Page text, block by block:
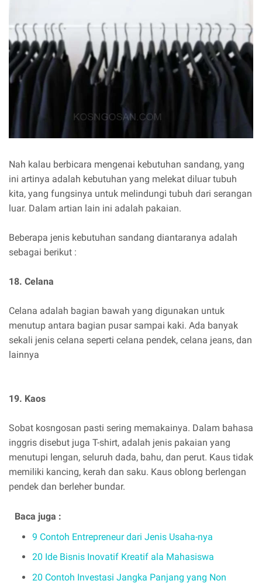
Nah kalau berbicara mengenai kebutuhan sandang, yang
ini artinya adalah kebutuhan yang melekat diluar tubuh
kita, yang fungsinya untuk melindungi tubuh dari serangan
luar. Dalam artian lain ini adalah pakaian.
Beberapa jenis kebutuhan sandang diantaranya adalah
sebagai berikut :
18. Celana
Celana adalah bagian bawah yang digunakan untuk
menutup antara bagian pusar sampai kaki. Ada banyak
sekali jenis celana seperti celana pendek, celana jeans, dan
lainnya
19. Kaos
Sobat kosngosan pasti sering memakainya. Dalam bahasa
inggris disebut juga T-shirt, adalah jenis pakaian yang
menutupi lengan, seluruh dada, bahu, dan perut. Kaus tidak
memiliki kancing, kerah dan saku. Kaus oblong berlengan
pendek dan berleher bundar.
Baca juga :
9 Contoh Entrepreneur dari Jenis Usaha-nya
20 Ide Bisnis Inovatif Kreatif ala Mahasiswa
20 Contoh Investasi Jangka Panjang yang Non